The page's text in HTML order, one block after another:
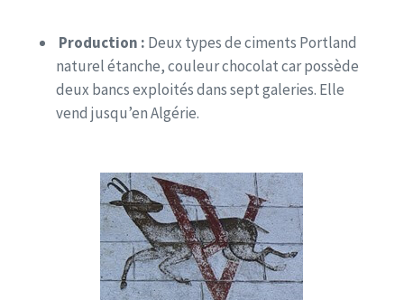
Production : Deux types de ciments Portland
naturel étanche, couleur chocolat car possède
deux bancs exploités dans sept galeries. Elle
vend jusqu’en Algérie.